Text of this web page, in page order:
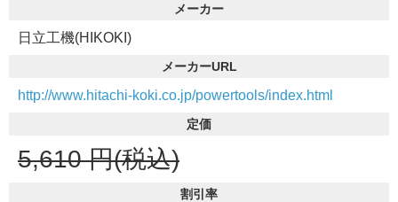
メーカー
日立工機(HIKOKI)
メーカーURL
http://www.hitachi-koki.co.jp/powertools/index.html
定価
5,610 円(税込)
割引率